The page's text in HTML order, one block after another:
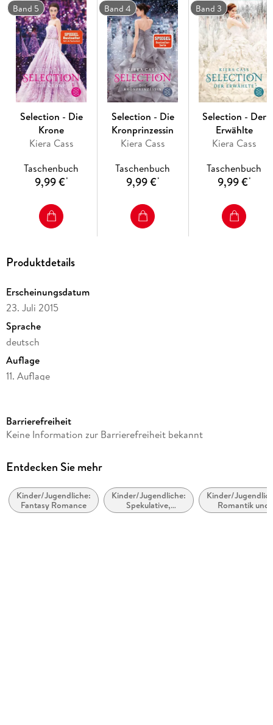
Jetzt auch imTaschenbuch!
Band 2desWeltbestsellersvonRomantasy -QueenKiera
Cass!
Ein mitreißendes
Love Triangle: Bist du Team Maxon oder
Team Aspen?
Band 5
Selection - Die
Krone
Kiera Cass
Taschenbuch
9,99 €*
Band 4
Selection - Die
Kronprinzessin
Kiera Cass
Taschenbuch
9,99 €*
Band 3
Selection - Der
Erwählte
Kiera Cass
Taschenbuch
9,99 €*
Produktdetails
Erscheinungsdatum
23. Juli 2015
Sprache
deutsch
Auflage
11. Auflage
Altersempfehlung
Reihe
Autor/Autorin
Kiera Cass
Barrierefreiheit
Keine Information zur Barrierefreiheit bekannt
Entdecken Sie mehr
Kinder/Jugendliche:
Fantasy Romance
Kinder/Jugendliche:
Spekulative,
utopische und
Kinder/
Romantik und